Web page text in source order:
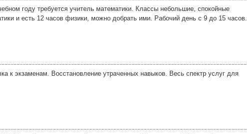
году требуется учитель математики. Классы небольшие, спокойные
и есть 12 часов физики, можно добрать ими. Рабочий день с 9 до 15 часов.
к экзаменам. Восстановление утраченных навыков. Весь спектр услуг для